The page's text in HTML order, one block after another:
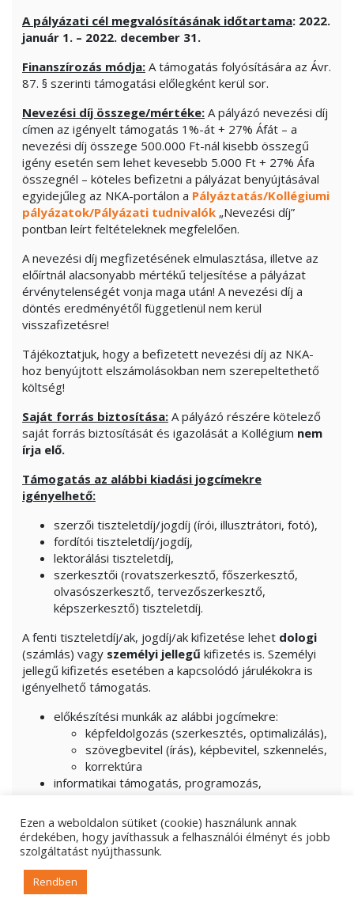
A pályázati cél megvalósításának időtartama: 2022.
január 1. – 2022. december 31.
Finanszírozás módja: A támogatás folyósítására az Ávr.
87. § szerinti támogatási előlegként kerül sor.
Nevezési díj összege/mértéke: A pályázó nevezési díj
címen az igényelt támogatás 1%-át + 27% Áfát – a
nevezési díj összege 500.000 Ft-nál kisebb összegű
igény esetén sem lehet kevesebb 5.000 Ft + 27% Áfa
összegnél – köteles befizetni a pályázat benyújtásával
egyidejűleg az NKA-portálon a Pályáztatás/Kollégiumi
pályázatok/Pályázati tudnivalók „Nevezési díj”
pontban leírt feltételeknek megfelelően.
A nevezési díj megfizetésének elmulasztása, illetve az
előírtnál alacsonyabb mértékű teljesítése a pályázat
érvénytelenségét vonja maga után! A nevezési díj a
döntés eredményétől függetlenül nem kerül
visszafizetésre!
Tájékoztatjuk, hogy a befizetett nevezési díj az NKA-
hoz benyújtott elszámolásokban nem szerepeltethető
költség!
Saját forrás biztosítása: A pályázó részére kötelező
saját forrás biztosítását és igazolását a Kollégium nem
írja elő.
Támogatás az alábbi kiadási jogcímekre
igényelhető:
szerzői tiszteletdíj/jogdíj (írói, illusztrátori, fotó),
fordítói tiszteletdíj/jogdíj,
lektorálási tiszteletdíj,
szerkesztői (rovatszerkesztő, főszerkesztő,
olvasószerkesztő, tervezőszerkesztő,
képszerkesztő) tiszteletdíj.
A fenti tiszteletdíj/ak, jogdíj/ak kifizetése lehet dologi
(számlás) vagy személyi jellegű kifizetés is. Személyi
jellegű kifizetés esetében a kapcsolódó járulékokra is
igényelhető támogatás.
előkészítési munkák az alábbi jogcímekre:
képfeldolgozás (szerkesztés, optimalizálás),
szövegbevitel (írás), képbevitel, szkennelés,
korrektúra
informatikai támogatás, programozás,
portálszerkezetnél folyamatos kiadás),
publikáció-megjelentetés (szolgáltatás),
sajtótermék kiadásának járulékos költségei:
szerkesztőség adminisztrációs feladataihoz
kapcsolódó kisértékű számítástechnikai kellékek és
anyagok.
Ezen a weboldalon sütiket (cookie) használunk annak
érdekében, hogy javíthassuk a felhasználói élményt és jobb
szolgáltatást nyújthassunk.
Rendben